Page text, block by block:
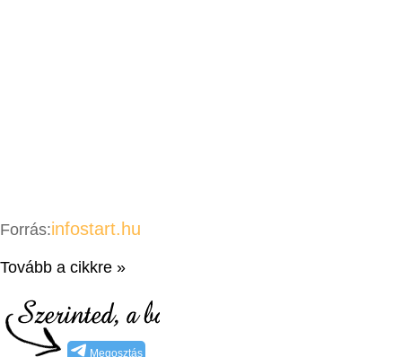
Forrás:infostart.hu
Tovább a cikkre »
Megosztás